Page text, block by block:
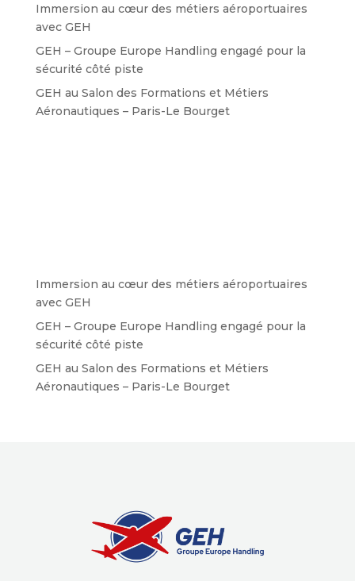
Immersion au cœur des métiers aéroportuaires
avec GEH
GEH – Groupe Europe Handling engagé pour la
sécurité côté piste
GEH au Salon des Formations et Métiers
Aéronautiques – Paris-Le Bourget
Immersion au cœur des métiers aéroportuaires
avec GEH
GEH – Groupe Europe Handling engagé pour la
sécurité côté piste
GEH au Salon des Formations et Métiers
Aéronautiques – Paris-Le Bourget